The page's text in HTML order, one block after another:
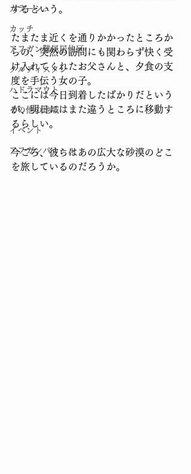
カラーシュ
カッチ
アフガン難民居住区
クルディスタン
ハドラマウト
その他の地域
イベント
アフガンパミール
するという。
たまたま近くを通りかかったところか
らの、突然の訪問にも関わらず快く受
け入れてくれたお父さんと、夕食の支
度を手伝う女の子。
ここには今日到着したばかりだという
が、明日にはまた違うところに移動す
るらしい。
今ごろ、彼らはあの広大な砂漠のどこ
を旅しているのだろうか。